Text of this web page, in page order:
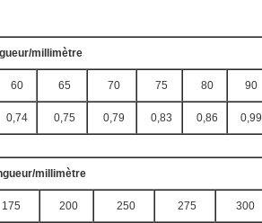
millimètre
60 65 70 75 80 90
0,74 0,75 0,79 0,83 0,86 0,99
millimètre
175 200 250 275 300